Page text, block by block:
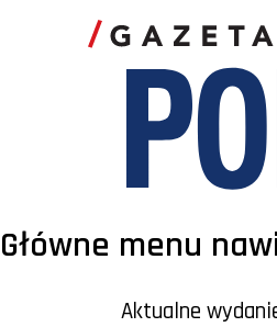
Główne menu
Aktualne